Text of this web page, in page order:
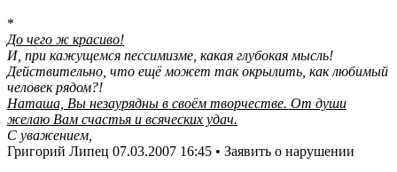
*
До чего ж красиво!
И, при кажущемся пессимизме, какая глубокая мысль!
Действительно, что ещё может так окрылить, как любимый
человек рядом?!
Наташа, Вы незаурядны в своём творчестве. От души
желаю Вам счастья и всяческих удач.
С уважением,
Григорий Липец 07.03.2007 16:45 • Заявить о нарушении